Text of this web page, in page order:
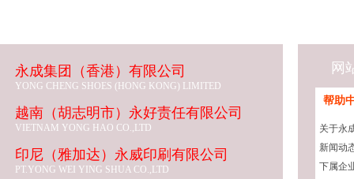
永成集团（香港）有限公司
YONG CHENG SHOES (HONG KONG) LIMITED
越南（胡志明市）永好责任有限公司
VIETNAM YONG HAO CO.,LTD
印尼（雅加达）永威印刷有限公司
PT.YONG WEI YING SHUA CO.,LTD
帮助
关于永
新闻动
下属企
网